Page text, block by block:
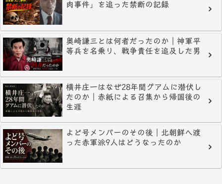
肉事件」を追った禁断の記録
奥崎謙三とは何者だったのか｜神軍平
等兵を名乗り、戦争責任を追及した男
横井庄一はなぜ28年間グアムに潜伏し
たのか｜赤紙による召集から帰国後の
生涯
よど号メンバーのその後｜北朝鮮へ渡
った赤軍派9人はどうなったのか